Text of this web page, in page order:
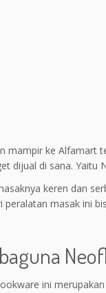
mampir ke Alfamart
dijual di sana. Yaitu
keren dan
peralatan masak ini
ini